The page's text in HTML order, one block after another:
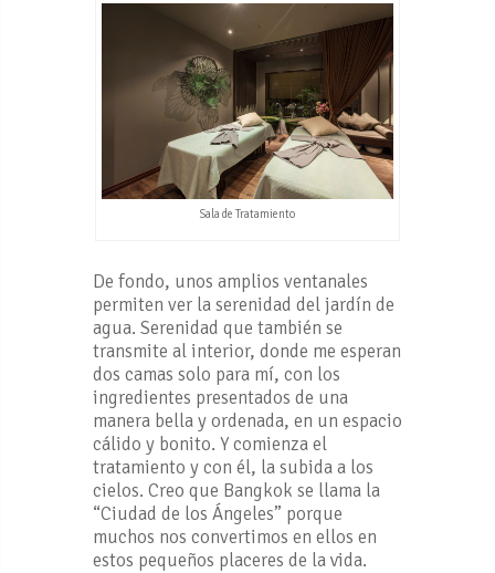
Sala de Tratamiento
De fondo, unos amplios ventanales
permiten ver la serenidad del jardín de
agua. Serenidad que también se
transmite al interior, donde me esperan
dos camas solo para mí, con los
ingredientes presentados de una
manera bella y ordenada, en un espacio
cálido y bonito. Y comienza el
tratamiento y con él, la subida a los
cielos. Creo que Bangkok se llama la
“Ciudad de los Ángeles” porque
muchos nos convertimos en ellos en
estos pequeños placeres de la vida.